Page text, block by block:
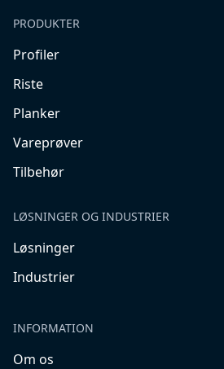
PRODUKTER
Profiler
Riste
Planker
Vareprøver
Tilbehør
LØSNINGER OG INDUSTRIER
Løsninger
Industrier
INFORMATION
Om os